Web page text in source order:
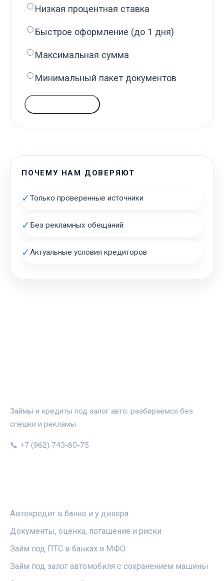
Низкая процентная ставка
Быстрое оформление (до 1 дня)
Максимальная сумма
Минимальный пакет документов
ПОЧЕМУ НАМ ДОВЕРЯЮТ
✓Только проверенные источники
✓ Без рекламных обещаний
✓Актуальные условия кредиторов
Займы и кредиты под залог авто: разбираемся без
спешки и рекламы
📞 +7 (962) 743-80-75
Автокредит в банке и у дилера
Документы, оценка, погашение и риски
Займ под ПТС в банках и МФО
Займ под залог автомобиля с сохранением машины